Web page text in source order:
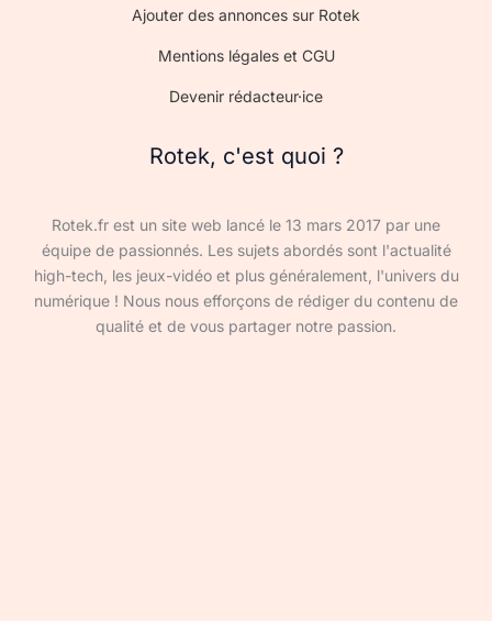
Ajouter des annonces sur Rotek
Mentions légales et CGU
Devenir rédacteur·ice
Rotek, c'est quoi ?
Rotek.fr est un site web lancé le 13 mars 2017 par une
équipe de passionnés. Les sujets abordés sont l'actualité
high-tech, les jeux-vidéo et plus généralement, l'univers du
numérique ! Nous nous efforçons de rédiger du contenu de
qualité et de vous partager notre passion.